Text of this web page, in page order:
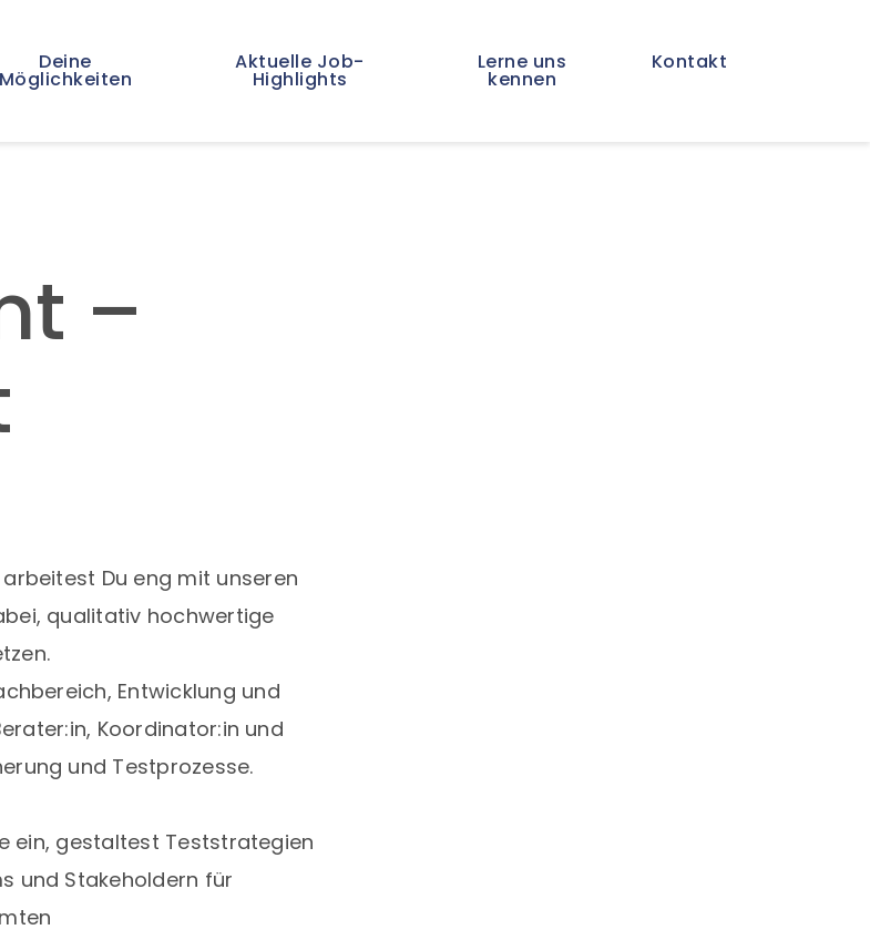
Deine
Möglichkeiten
Aktuelle Job-
Highlights
Lerne uns
kennen
Kontakt
–
Du eng mit unseren
qualitativ hochwertige
Entwicklung und
Koordinator:in und
und Testprozesse.
ein, gestaltest Teststrategien
und Stakeholdern für